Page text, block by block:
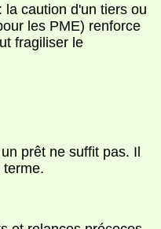
caution d'un tiers ou
les PME) renforce
fragiliser le
prêt ne suffit pas. Il
terme.